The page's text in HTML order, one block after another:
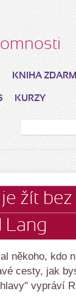
KNIHA
KURZY
žít
Lang
někoho, kdo
cesty, jak
vypráví